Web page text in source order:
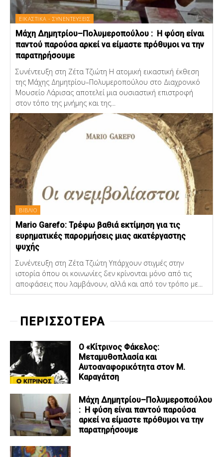
ΕΙΚΑΣΤΙΚΑ - ΣΥΝΕΝΤΕΥΞΕΙΣ
Μάχη Δημητρίου–Πολυμεροπούλου : Η φύση είναι
παντού παρούσα αρκεί να είμαστε πρόθυμοι να την
παρατηρήσουμε
Συνέντευξη στη Ζέτα Τζιώτη Η ατομική εικαστική έκθεση
της Μάχης Δημητρίου–Πολυμεροπούλου στο Διαχρονικό
Μουσείο Λάρισας αποτελεί μια ουσιαστική επιστροφή
στον τόπο της μνήμης και της...
ΒΙΒΛΙΟ
Mario Garefo: Τρέφω βαθιά εκτίμηση για τις
ευρηματικές παρορμήσεις μιας ακατέργαστης
ψυχής
Συνέντευξη στη Ζέτα Τζιώτη Υπάρχουν στιγμές στην
ιστορία όπου οι κοινωνίες δεν κρίνονται μόνο από τις
αποφάσεις που λαμβάνουν, αλλά και από τον τρόπο με...
ΠΕΡΙΣΣΟΤΕΡΑ
Ο «Κίτρινος Φάκελος:
Μεταμυθοπλασία και
Αυτοαναφορικότητα στον Μ.
Καραγάτση
Μάχη Δημητρίου–Πολυμεροπούλου
: Η φύση είναι παντού παρούσα
αρκεί να είμαστε πρόθυμοι να την
παρατηρήσουμε